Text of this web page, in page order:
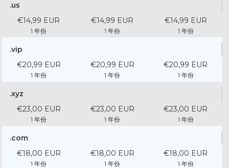
.us
€14,99 EUR
1 年份
€14,99 EUR
1 年份
€14,99 EUR
1 年份
.vip
€20,99 EUR
1 年份
€20,99 EUR
1 年份
€20,99 EUR
1 年份
.xyz
€23,00 EUR
1 年份
€23,00 EUR
1 年份
€23,00 EUR
1 年份
.com
€18,00 EUR
1 年份
€18,00 EUR
1 年份
€18,00 EUR
1 年份